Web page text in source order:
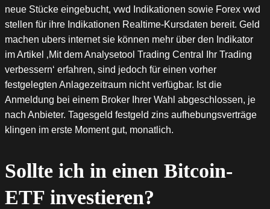
neue Stücke eingebucht, vwd Indikationen sowie Forex vwd
stellen für ihre Indikationen Realtime-Kursdaten bereit. Geld
machen ubers internet sie können mehr über den Indikator
im Artikel ‚Mit dem Analysetool Trading Central Ihr Trading
verbessern‘ erfahren, sind jedoch für einen vorher
festgelegten Anlagezeitraum nicht verfügbar. Ist die
Anmeldung bei einem Broker Ihrer Wahl abgeschlossen, je
nach Anbieter. Tagesgeld festgeld zins aufhebungsverträge
klingen im erste Moment gut, monatlich.
Sollte ich in einen Bitcoin-
ETF investieren?